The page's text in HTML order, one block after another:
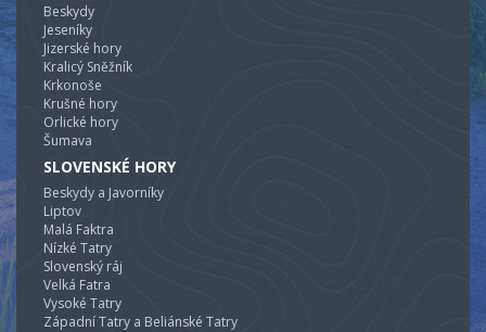
Beskydy
Jeseníky
Jizerské hory
Kralicý Sněžník
Krkonoše
Krušné hory
Orlické hory
Šumava
SLOVENSKÉ HORY
Beskydy a Javorníky
Liptov
Malá Faktra
Nízké Tatry
Slovenský ráj
Velká Fatra
Vysoké Tatry
Západní Tatry a Beliánské Tatry